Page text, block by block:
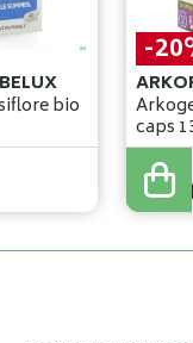
bio
-
caps
35,00
28,